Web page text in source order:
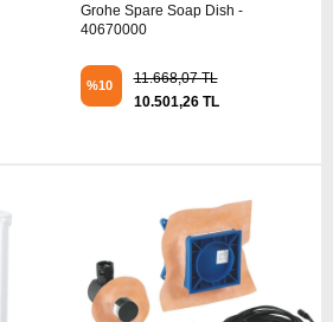
Grohe Spare Soap Dish -
40670000
%10
11.668,07 TL
10.501,26 TL